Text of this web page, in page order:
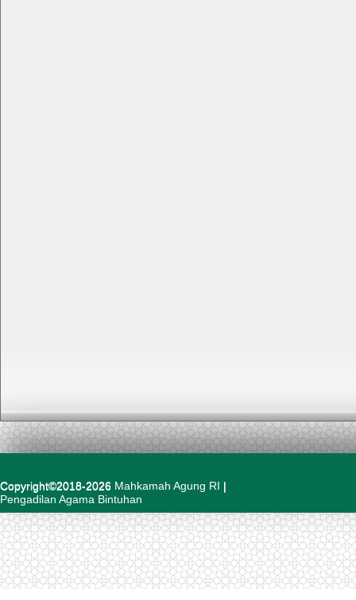
Copyright©2018-2026 Mahkamah Agung RI |
Pengadilan Agama Bintuhan